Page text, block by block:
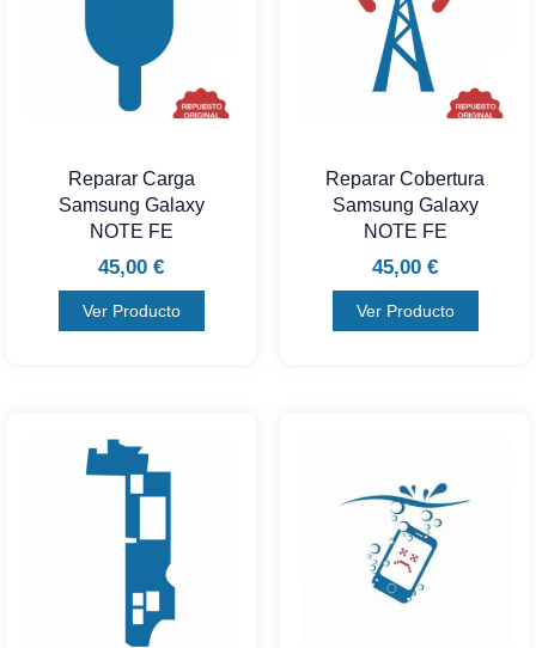
Reparar Carga
Samsung Galaxy
NOTE FE
45,00 €
Ver Producto
Reparar Cobertura
Samsung Galaxy
NOTE FE
45,00 €
Ver Producto